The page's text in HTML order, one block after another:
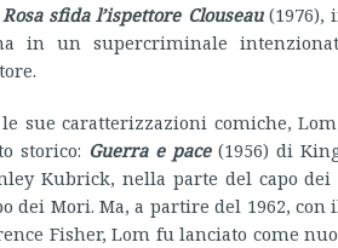
sfida l’ispettore Clouseau(1976),
in un supercriminale
sue caratterizzazioni comiche,
storico: Guerra e pace(1956) di
Kubrick, nella parte del capo
dei Mori. Ma, a partire del 1962,
Fisher, Lom fu lanciato come